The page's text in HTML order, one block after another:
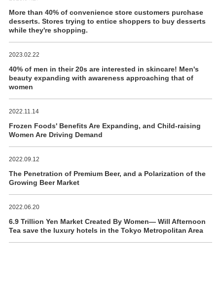
More than 40% of convenience store customers purchase
desserts. Stores trying to entice shoppers to buy desserts
while they're shopping.
2023.02.22
40% of men in their 20s are interested in skincare! Men's
beauty expanding with awareness approaching that of
women
2022.11.14
Frozen Foods' Benefits Are Expanding, and Child-raising
Women Are Driving Demand
2022.09.12
The Penetration of Premium Beer, and a Polarization of the
Growing Beer Market
2022.06.20
6.9 Trillion Yen Market Created By Women― Will Afternoon
Tea save the luxury hotels in the Tokyo Metropolitan Area